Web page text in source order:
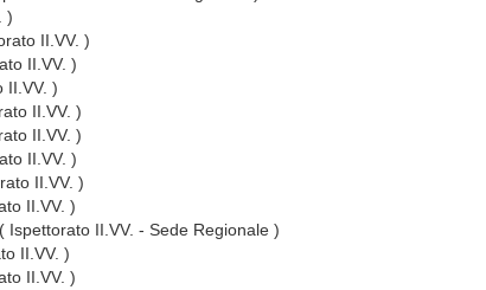
)
II.VV. )
II.VV. )
II.VV. )
II.VV. )
II.VV. )
II.VV. )
II.VV. )
II.VV. )
( Ispettorato II.VV. - Sede Regionale )
II.VV. )
II.VV. )